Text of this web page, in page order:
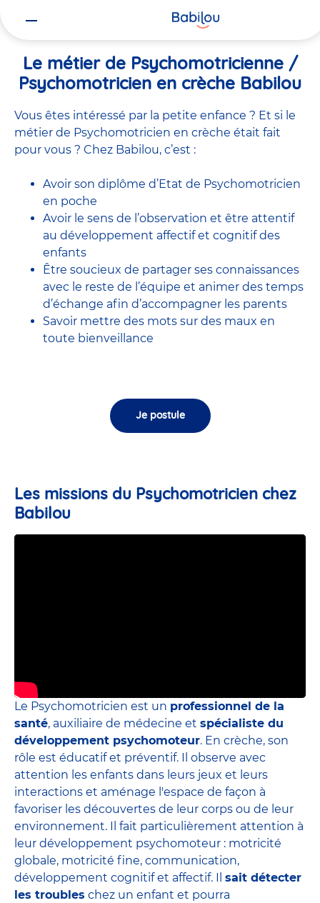
Le métier de Psychomotricienne /
Psychomotricien en crèche Babilou
Vous êtes intéressé par la petite enfance ? Et si le
métier de Psychomotricien en crèche était fait
pour vous ? Chez Babilou, c’est :
Avoir son diplôme d’Etat de Psychomotricien
en poche
Avoir le sens de l’observation et être attentif
au développement affectif et cognitif des
enfants
Être soucieux de partager ses connaissances
avec le reste de l’équipe et animer des temps
d’échange afin d’accompagner les parents
Savoir mettre des mots sur des maux en
toute bienveillance
Je postule
Les missions du Psychomotricien chez
Babilou
Le Psychomotricien est un professionnel de la
santé, auxiliaire de médecine et spécialiste du
développement psychomoteur. En crèche, son
rôle est éducatif et préventif. Il observe avec
attention les enfants dans leurs jeux et leurs
interactions et aménage l'espace de façon à
favoriser les découvertes de leur corps ou de leur
environnement. Il fait particulièrement attention à
leur développement psychomoteur : motricité
globale, motricité fine, communication,
développement cognitif et affectif. Il sait détecter
les troubles chez un enfant et pourra